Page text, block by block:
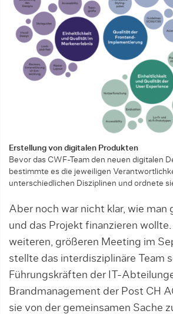
Erstellung von digitalen Produkten
Bevor das CWF-Team den neuen digitalen
bestimmte es die jeweiligen
unterschiedlichen Disziplinen und ordnete
Aber noch war nicht klar, wie man
und das Projekt finanzieren wollte.
weiteren, größeren Mee­ting im
stellte das inter­dis­zi­plinäre Team
Füh­rungs­kräften der IT-
Brandmanagement der Post CH
sie von der gemeinsamen Sache